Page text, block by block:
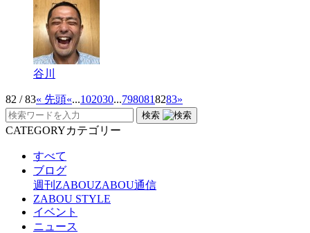
谷川
82 / 83« 先頭«...102030...7980818283»
検索
CATEGORYカテゴリー
すべて
ブログ
週刊ZABOUZABOU通信
ZABOU STYLE
イベント
ニュース